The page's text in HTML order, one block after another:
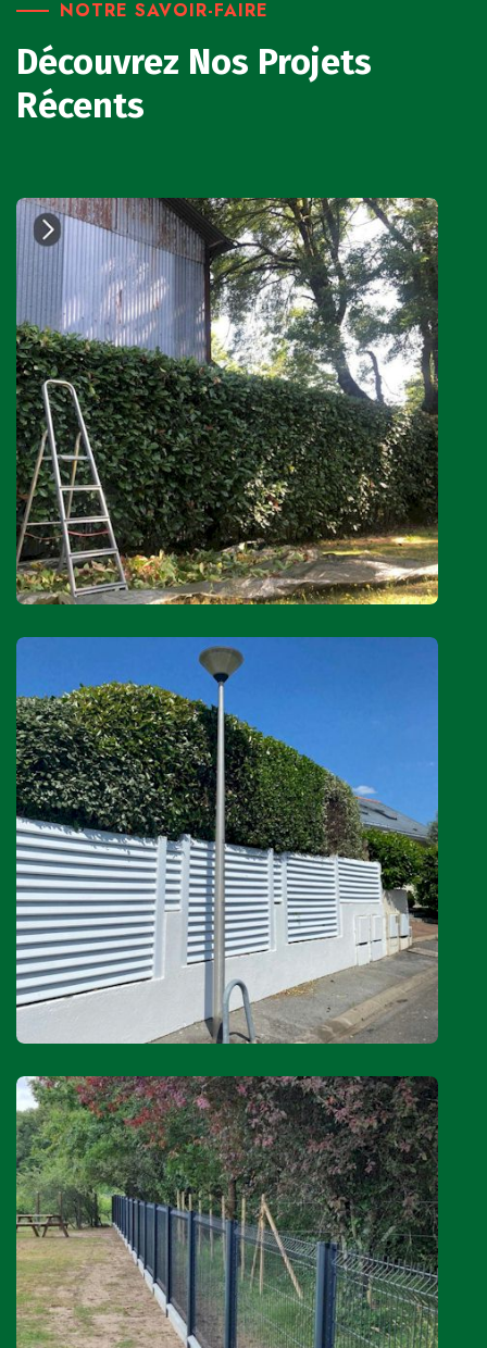
NOTRE SAVOIR-FAIRE
Découvrez Nos Projets
Récents